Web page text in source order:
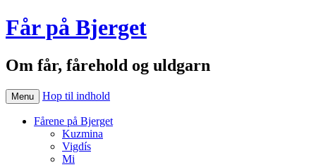
Får på Bjerget
Om får, fårehold og uldgarn
Menu Hop til indhold
Fårene på Bjerget
Kuzmina
Vigdís
Mi